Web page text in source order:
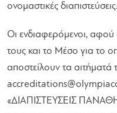
ονομαστικές διαπιστεύσεις.
Οι ενδιαφερόμενοι,
τους και το Μέσο για το
αποστείλουν τα αιτήματά
«ΔΙΑΠΙΣΤΕΥΣΕΙΣ